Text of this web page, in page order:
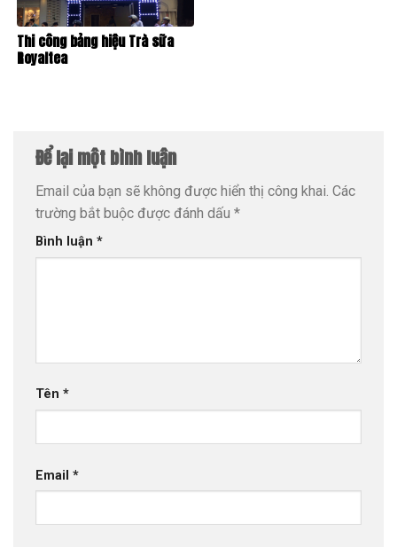
Thi công bảng hiệu Trà sữa
Royaltea
Để lại một bình luận
Email của bạn sẽ không được hiển thị công khai. Các
trường bắt buộc được đánh dấu *
Bình luận *
Tên *
Email *